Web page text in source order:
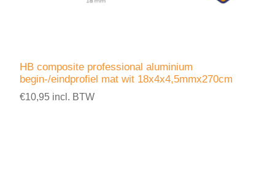
HB composite professional aluminium
begin-/eindprofiel mat wit 18x4x4,5mmx270cm
€10,95 incl. BTW